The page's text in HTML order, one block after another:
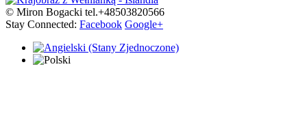
© Miron Bogacki tel.+48503820566
Stay Connected: Facebook Google+